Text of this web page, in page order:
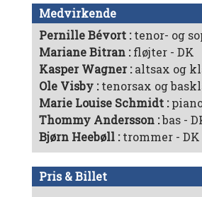
Medvirkende
Pernille Bévort tenor- og
Mariane Bitran fløjter - DK
Kasper Wagner altsax og
Ole Visby tenorsax og
Marie Louise Schmidt
Thommy Andersson bas -
Bjørn Heebøll trommer - DK
Pris & Billet